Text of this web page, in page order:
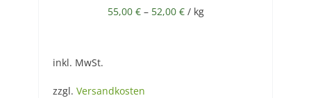
55,00 €– 52,00 €/ kg
inkl. MwSt.
zzgl. Versandkosten